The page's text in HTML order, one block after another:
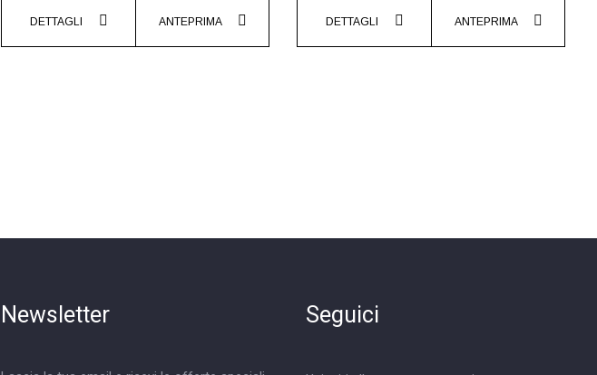
DETTAGLI ANTEPRIMA DETTAGLI ANTEPRIMA
Newsletter Seguici